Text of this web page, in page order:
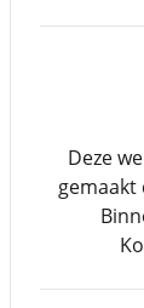
Deze